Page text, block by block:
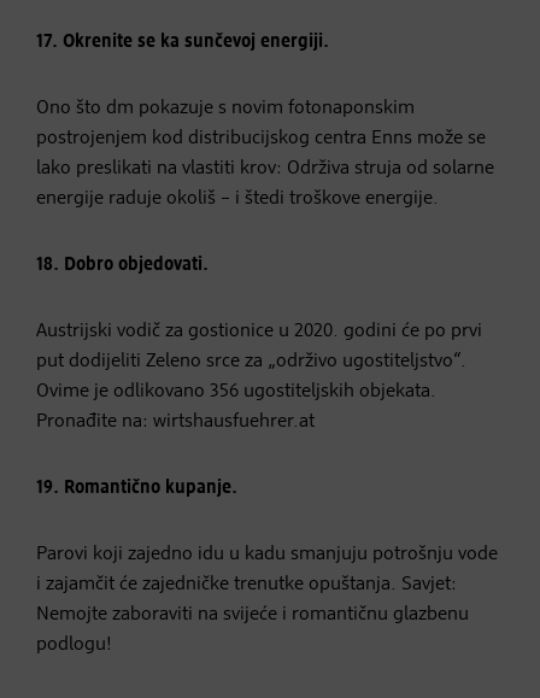
17. Okrenite se ka sunčevoj energiji.
Ono što dm pokazuje s novim fotonaponskim
postrojenjem kod distribucijskog centra Enns može se
lako preslikati na vlastiti krov: Održiva struja od solarne
energije raduje okoliš – i štedi troškove energije.
18. Dobro objedovati.
Austrijski vodič za gostionice u 2020. godini će po prvi
put dodijeliti Zeleno srce za „održivo ugostiteljstvo“.
Ovime je odlikovano 356 ugostiteljskih objekata.
Pronađite na: wirtshausfuehrer.at
19. Romantično kupanje.
Parovi koji zajedno idu u kadu smanjuju potrošnju vode
i zajamčit će zajedničke trenutke opuštanja. Savjet:
Nemojte zaboraviti na svijeće i romantičnu glazbenu
podlogu!